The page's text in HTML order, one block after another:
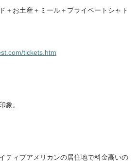
＋お土産＋ミール＋プライベートシャト
tickets.htm
象。
ティブアメリカンの居住地で料金高いの